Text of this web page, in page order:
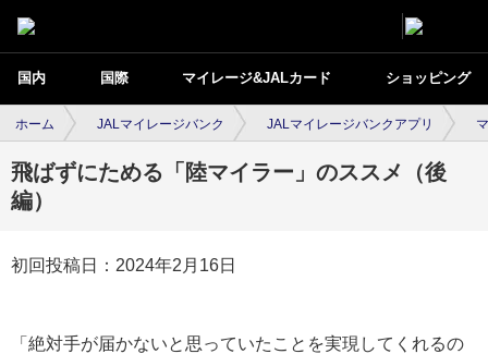
国内 国際 マイレージ&JALカード ショッピング
ホーム JALマイレージバンク JALマイレージバンクアプリ
飛ばずにためる「陸マイラー」のススメ（後
編）
初回投稿日：2024年2月16日
「絶対手が届かないと思っていたことを実現してくれるの